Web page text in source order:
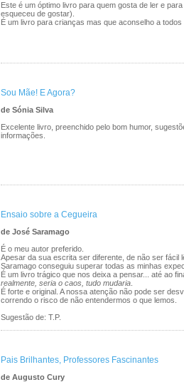
Este é um óptimo livro para quem gosta de ler e
esqueceu de gostar).
É um livro para crianças mas que aconselho a todos
Sou Mãe! E Agora?
de Sónia Silva
Excelente livro, preenchido pelo bom humor,
informações.
Ensaio sobre a Cegueira
de José Saramago
É o meu autor preferido.
Apesar da sua escrita ser diferente, de não ser fácil
Saramago conseguiu superar todas as minhas
É um livro trágico que nos deixa a pensar... até ao
realmente, seria o caos, tudo mudaria
É forte e original. A nossa atenção não pode ser
correndo o risco de não entendermos o que lemos.
Sugestão de: T.P.
Pais Brilhantes, Professores Fascinantes
de Augusto Cury